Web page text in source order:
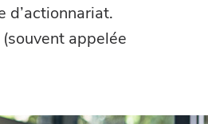
d’actionnariat.
appelée